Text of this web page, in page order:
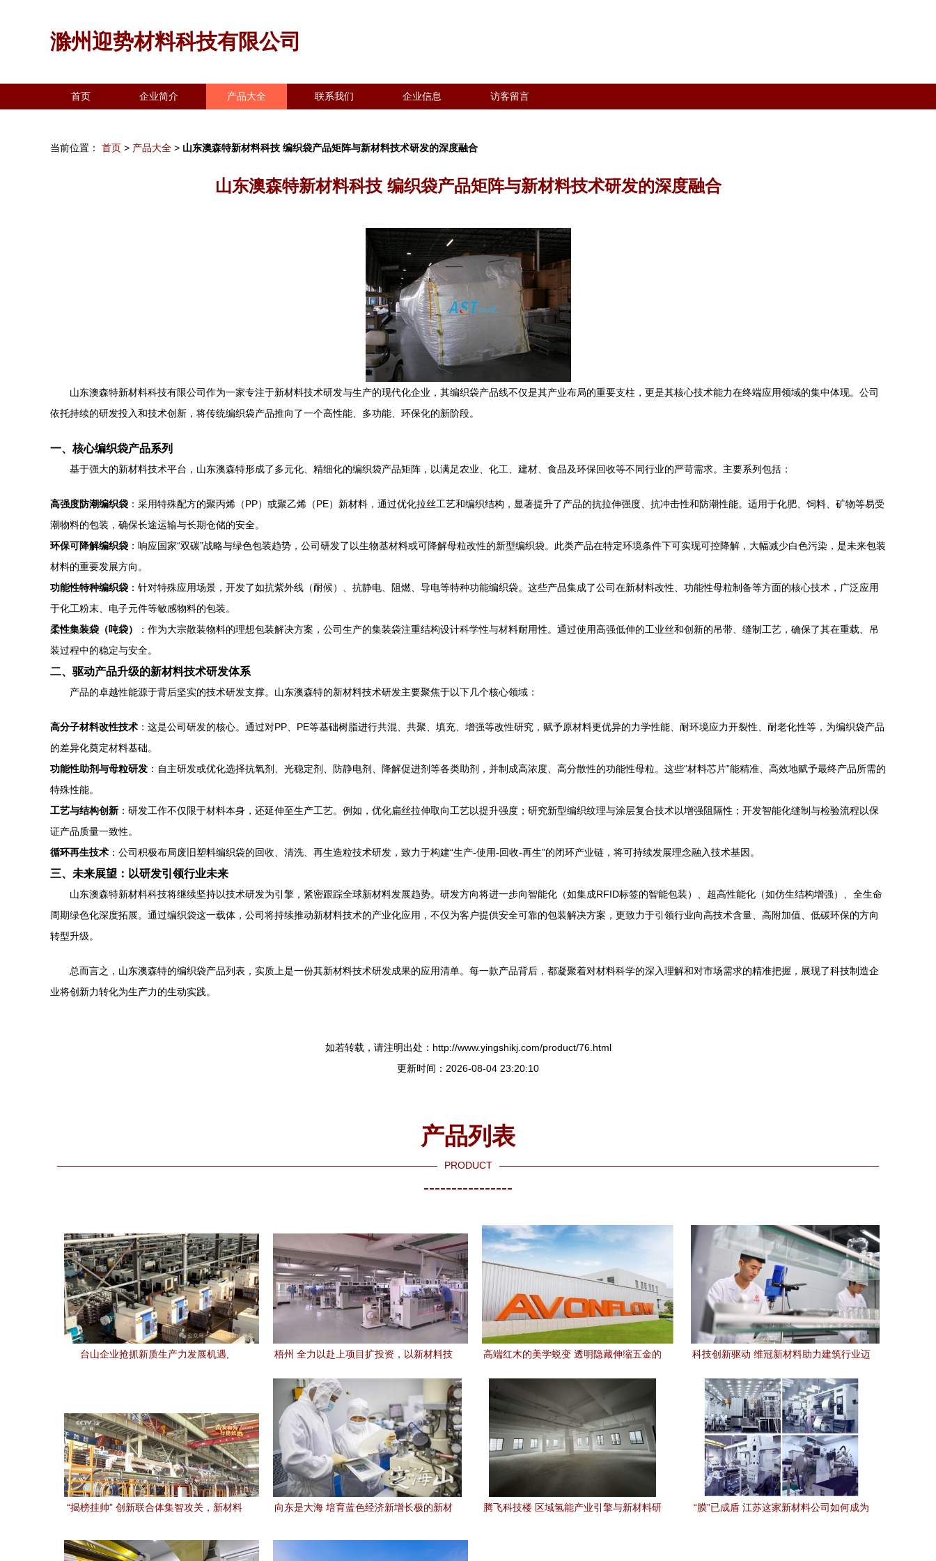
滁州迎势材料科技有限公司
首页 企业简介 产品大全 联系我们 企业信息 访客留言
当前位置： 首页 > 产品大全 > 山东澳森特新材料科技 编织袋产品矩阵与新材料技术研发的深度融合
山东澳森特新材料科技 编织袋产品矩阵与新材料技术研发的深度融合
山东澳森特新材料科技有限公司作为一家专注于新材料技术研发与生产的现代化企业，其编织袋产品线不仅是其产业布局的重要支柱，更是其核心技术能力在终端应用领域的集中体现。公司
依托持续的研发投入和技术创新，将传统编织袋产品推向了一个高性能、多功能、环保化的新阶段。
一、核心编织袋产品系列
基于强大的新材料技术平台，山东澳森特形成了多元化、精细化的编织袋产品矩阵，以满足农业、化工、建材、食品及环保回收等不同行业的严苛需求。主要系列包括：
高强度防潮编织袋 ：采用特殊配方的聚丙烯（PP）或聚乙烯（PE）新材料，通过优化拉丝工艺和编织结构，显著提升了产品的抗拉伸强度、抗冲击性和防潮性能。适用于化肥、饲料、矿物等易受
潮物料的包装，确保长途运输与长期仓储的安全。
环保可降解编织袋 ：响应国家“双碳”战略与绿色包装趋势，公司研发了以生物基材料或可降解母粒改性的新型编织袋。此类产品在特定环境条件下可实现可控降解，大幅减少白色污染，是未来包装
材料的重要发展方向。
功能性特种编织袋 ：针对特殊应用场景，开发了如抗紫外线（耐候）、抗静电、阻燃、导电等特种功能编织袋。这些产品集成了公司在新材料改性、功能性母粒制备等方面的核心技术，广泛应用
于化工粉末、电子元件等敏感物料的包装。
柔性集装袋（吨袋）
：作为大宗散装物料的理想包装解决方案，公司生产的集装袋注重结构设计科学性与材料耐用性。通过使用高强低伸的工业丝和创新的吊带、缝制工艺，确保了其在重载、吊
装过程中的稳定与安全。
二、驱动产品升级的新材料技术研发体系
产品的卓越性能源于背后坚实的技术研发支撑。山东澳森特的新材料技术研发主要聚焦于以下几个核心领域：
高分子材料改性技术 ：这是公司研发的核心。通过对PP、PE等基础树脂进行共混、共聚、填充、增强等改性研究，赋予原材料更优异的力学性能、耐环境应力开裂性、耐老化性等，为编织袋产品
的差异化奠定材料基础。
功能性助剂与母粒研发 ：自主研发或优化选择抗氧剂、光稳定剂、防静电剂、降解促进剂等各类助剂，并制成高浓度、高分散性的功能性母粒。这些“材料芯片”能精准、高效地赋予最终产品所需的
特殊性能。
工艺与结构创新 ：研发工作不仅限于材料本身，还延伸至生产工艺。例如，优化扁丝拉伸取向工艺以提升强度；研究新型编织纹理与涂层复合技术以增强阻隔性；开发智能化缝制与检验流程以保
证产品质量一致性。
循环再生技术 ：公司积极布局废旧塑料编织袋的回收、清洗、再生造粒技术研发，致力于构建“生产-使用-回收-再生”的闭环产业链，将可持续发展理念融入技术基因。
三、未来展望：以研发引领行业未来
山东澳森特新材料科技将继续坚持以技术研发为引擎，紧密跟踪全球新材料发展趋势。研发方向将进一步向智能化（如集成RFID标签的智能包装）、超高性能化（如仿生结构增强）、全生命
周期绿色化深度拓展。通过编织袋这一载体，公司将持续推动新材料技术的产业化应用，不仅为客户提供安全可靠的包装解决方案，更致力于引领行业向高技术含量、高附加值、低碳环保的方向
转型升级。
总而言之，山东澳森特的编织袋产品列表，实质上是一份其新材料技术研发成果的应用清单。每一款产品背后，都凝聚着对材料科学的深入理解和对市场需求的精准把握，展现了科技制造企
业将创新力转化为生产力的生动实践。
如若转载，请注明出处：http://www.yingshikj.com/product/76.html
更新时间：2026-08-04 23:20:10
产品列表
PRODUCT
----------------
台山企业抢抓新质生产力发展机遇,
梧州 全力以赴上项目扩投资，以新材料技
高端红木的美学蜕变 透明隐藏伸缩五金的
科技创新驱动 维冠新材料助力建筑行业迈
“揭榜挂帅” 创新联合体集智攻关，新材料
向东是大海 培育蓝色经济新增长极的新材
腾飞科技楼 区域氢能产业引擎与新材料研
“膜”已成盾 江苏这家新材料公司如何成为